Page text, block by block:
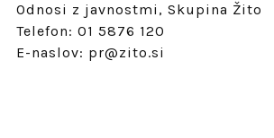
Odnosi z javnostmi, Skupina Žito
Telefon: 01 5876 120
E-naslov: pr@zito.si